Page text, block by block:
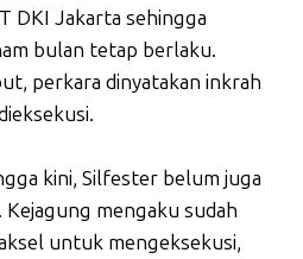
DKI Jakarta sehingga
bulan tetap berlaku.
perkara dinyatakan inkrah
kini, Silfester belum juga
Kejagung mengaku sudah
untuk mengeksekusi,